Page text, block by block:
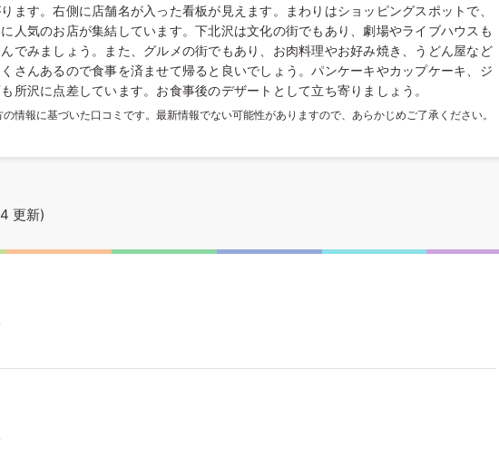
ます。右側に店舗名が入った看板が見えます。まわりはショッピングスポットで、
人気のお店が集結しています。下北沢は文化の街でもあり、劇場やライブハウスも
でみましょう。また、グルメの街でもあり、お肉料理やお好み焼き、うどん屋など
さんあるので食事を済ませて帰ると良いでしょう。パンケーキやカップケーキ、ジ
所沢に点差しています。お食事後のデザートとして立ち寄りましょう。
情報に基づいた口コミです。最新情報でない可能性がありますので、あらかじめご了承ください。
更新)